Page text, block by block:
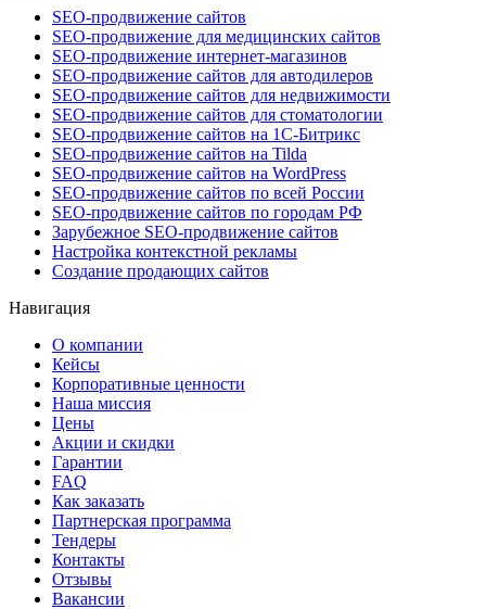
SEO-продвижение сайтов
SEO-продвижение для медицинских сайтов
SEO-продвижение интернет-магазинов
SEO-продвижение сайтов для автодилеров
SEO-продвижение сайтов для недвижимости
SEO-продвижение сайтов для стоматологии
SEO-продвижение сайтов на 1С-Битрикс
SEO-продвижение сайтов на Tilda
SEO-продвижение сайтов на WordPress
SEO-продвижение сайтов по всей России
SEO-продвижение сайтов по городам РФ
Зарубежное SEO-продвижение сайтов
Настройка контекстной рекламы
Создание продающих сайтов
Навигация
О компании
Кейсы
Корпоративные ценности
Наша миссия
Цены
Акции и скидки
Гарантии
FAQ
Как заказать
Партнерская программа
Тендеры
Контакты
Отзывы
Вакансии